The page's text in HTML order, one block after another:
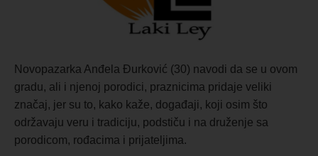
Novopazarka Anđela Đurković (30) navodi da se u ovom
gradu, ali i njenoj porodici, praznicima pridaje veliki
značaj, jer su to, kako kaže, događaji, koji osim što
održavaju veru i tradiciju, podstiču i na druženje sa
porodicom, rođacima i prijateljima.